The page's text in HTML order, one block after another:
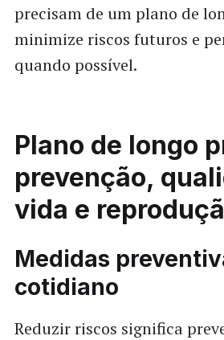
precisam de um plano de
minimize riscos futuros e
quando possível.
Plano de longo
prevenção,
vida e
Medidas
cotidiano
Reduzir riscos significa